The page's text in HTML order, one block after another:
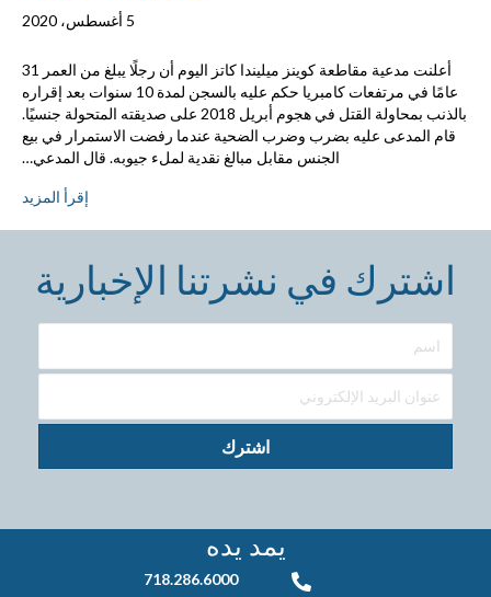
5 أغسطس، 2020
أعلنت مدعية مقاطعة كوينز ميليندا كاتز اليوم أن رجلًا يبلغ من العمر 31
عامًا في مرتفعات كامبريا حكم عليه بالسجن لمدة 10 سنوات بعد إقراره
بالذنب بمحاولة القتل في هجوم أبريل 2018 على صديقته المتحولة جنسيًا.
قام المدعى عليه بضرب وضرب الضحية عندما رفضت الاستمرار في بيع
الجنس مقابل مبالغ نقدية لملء جيوبه. قال المدعي…
إقرأ المزيد
اشترك في نشرتنا الإخبارية
اشترك
يمد يده
718.286.6000
718.286.6000